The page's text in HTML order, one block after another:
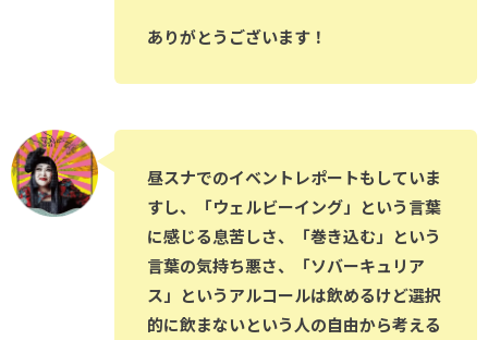
ありがとうございます！
昼スナでのイベントレポートもしていま
すし、「ウェルビーイング」という言葉
に感じる息苦しさ、「巻き込む」という
言葉の気持ち悪さ、「ソバーキュリア
ス」というアルコールは飲めるけど選択
的に飲まないという人の自由から考える